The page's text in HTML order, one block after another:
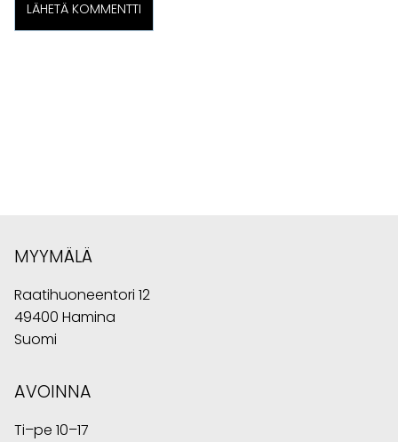
MYYMÄLÄ
Raatihuoneentori 12
49400 Hamina
Suomi
AVOINNA
Ti–pe 10–17